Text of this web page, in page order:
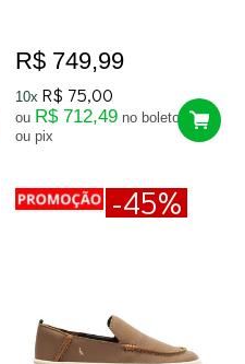
R$ 749,99
10x R$ 75,00
ou R$ 712,49 no boleto
ou pix
-45%